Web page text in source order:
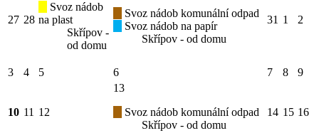
27 28
Svoz nádob
na plast
Skřípov -
od domu
Svoz nádob komunální odpad
Svoz nádob na papír
Skřípov - od domu
31 1 2
3 4 5 6 7 8 9
10 11 12
13
Svoz nádob komunální odpad
Skřípov - od domu
14 15 16